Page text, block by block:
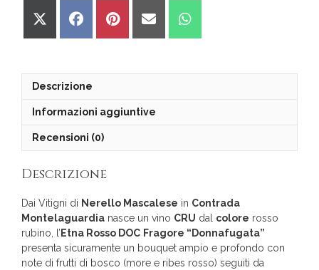
Share
Share
Share
Share
Share
Descrizione
Informazioni aggiuntive
Recensioni (0)
Descrizione
Dai Vitigni di Nerello Mascalese in Contrada
Montelaguardia nasce un vino CRU dal colore rosso
rubino, l’ Etna Rosso DOC Fragore “Donnafugata”
presenta sicuramente un bouquet ampio e profondo con
note di frutti di bosco (more e ribes rosso) seguiti da